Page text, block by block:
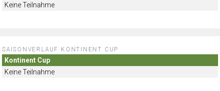
Keine Teilnahme
SAISONVERLAUF KONTINENT CUP
Kontinent Cup
Keine Teilnahme